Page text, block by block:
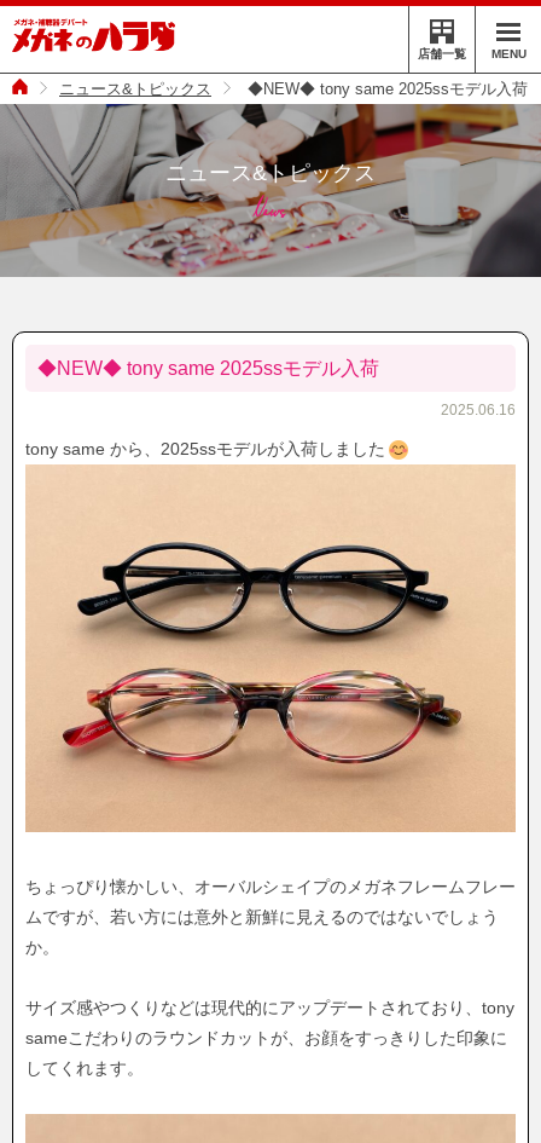
MENU
店舗一覧
ニュース&トピックス ◆NEW◆ tony same 2025ssモデル入荷
ニュース&トピックス
News
◆NEW◆ tony same 2025ssモデル入荷
2025.06.16
tony same から、2025ssモデルが入荷しました
ちょっぴり懐かしい、オーバルシェイプのメガネフレームフレー
ムですが、若い方には意外と新鮮に見えるのではないでしょう
か。
サイズ感やつくりなどは現代的にアップデートされており、tony
sameこだわりのラウンドカットが、お顔をすっきりした印象に
してくれます。